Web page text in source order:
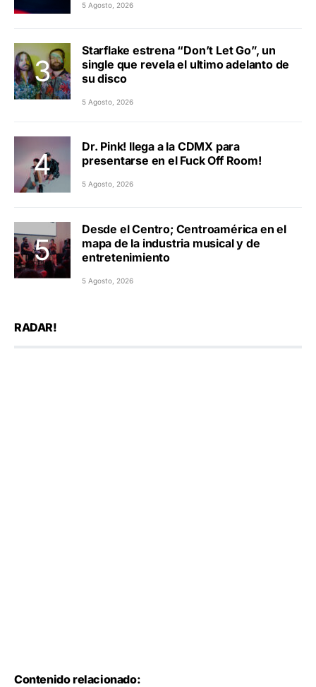
5 Agosto, 2026
Starflake estrena “Don’t Let Go”, un
single que revela el ultimo adelanto de
su disco
5 Agosto, 2026
Dr. Pink! llega a la CDMX para
presentarse en el Fuck Off Room!
5 Agosto, 2026
Desde el Centro; Centroamérica en el
mapa de la industria musical y de
entretenimiento
5 Agosto, 2026
RADAR!
Contenido relacionado: